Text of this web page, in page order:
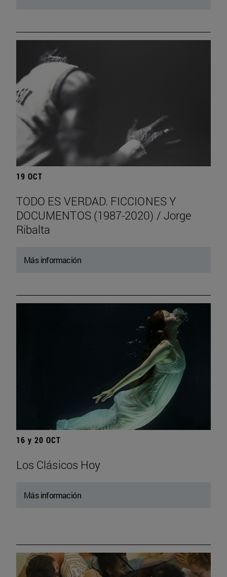
19 OCT
TODO ES VERDAD. FICCIONES Y
DOCUMENTOS (1987-2020) / Jorge
Ribalta
Más información
16 y 20 OCT
Los Clásicos Hoy
Más información